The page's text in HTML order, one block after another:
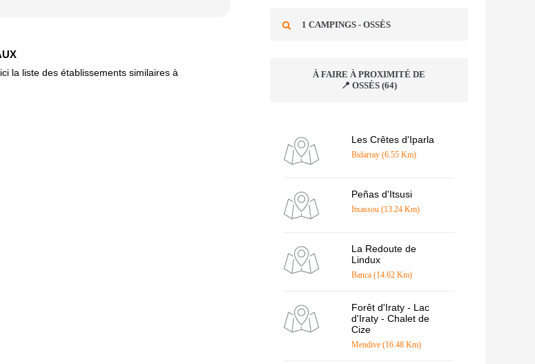
la liste des établissements similaires à
1 CAMPINGS - OSSÈS
À FAIRE À PROXIMITÉ DE
📍 OSSÈS (64)
Les Crêtes d'Iparla
Bidarray (6.55 Km)
Peñas d'Itsusi
Itxassou (13.24 Km)
La Redoute de
Lindux
Banca (14.62 Km)
Forêt d'Iraty - Lac
d'Iraty - Chalet de
Cize
Mendive (16.48 Km)